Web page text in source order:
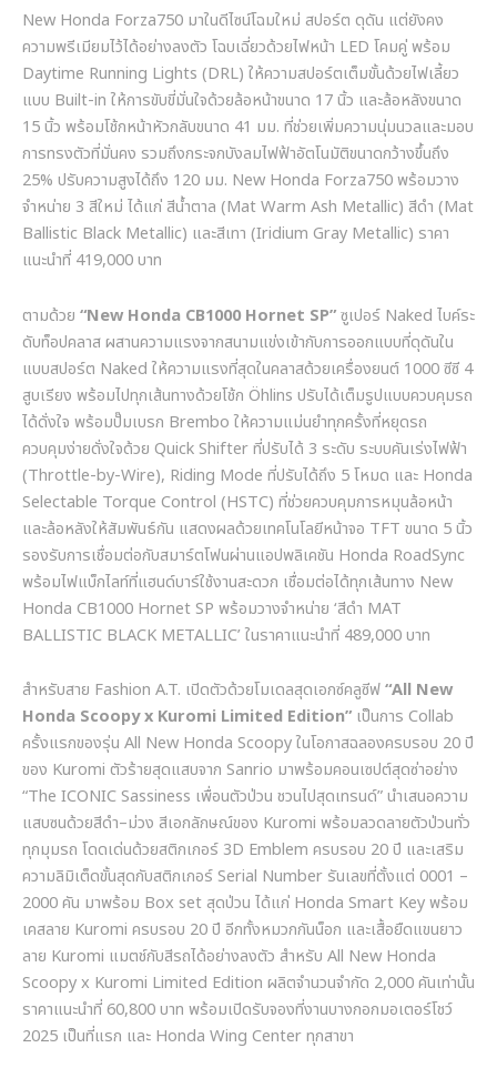
New Honda Forza750 มาในดีไซน์โฉมใหม่ สปอร์ต ดุดัน แต่ยังคง
ความพรีเมียมไว้ได้อย่างลงตัว โฉบเฉี่ยวด้วยไฟหน้า LED โคมคู่ พร้อม
Daytime Running Lights (DRL) ให้ความสปอร์ตเต็มขั้นด้วยไฟเลี้ยว
แบบ Built-in ให้การขับขี่มั่นใจด้วยล้อหน้าขนาด 17นิ้ว และล้อหลังขนาด
15นิ้ว พร้อมโช้กหน้าหัวกลับขนาด 41 มม. ที่ช่วยเพิ่มความนุ่มนวลและมอบ
การทรงตัวที่มั่นคง รวมถึงกระจกบังลมไฟฟ้าอัตโนมัติขนาดกว้างขึ้นถึง
25% ปรับความสูงได้ถึง 120 มม. New Honda Forza750พร้อมวาง
จำหน่าย 3 สีใหม่ ได้แก่ สีน้ำตาล (Mat Warm Ash Metallic) สีดำ (Mat
Ballistic Black Metallic) และสีเทา (Iridium Gray Metallic) ราคา
แนะนำที่ 419,000บาท
ตามด้วย “New Honda CB1000 Hornet SP”ซูเปอร์ Naked ไบค์ระ
ดับท็อปคลาส ผสานความแรงจากสนามแข่งเข้ากับการออกแบบที่ดุดันใน
แบบสปอร์ต Naked ให้ความแรงที่สุดในคลาสด้วยเครื่องยนต์ 1000ซีซี 4
สูบเรียง พร้อมไปทุกเส้นทางด้วยโช้ก Öhlins ปรับได้เต็มรูปแบบควบคุมรถ
ได้ดั่งใจ พร้อมปั๊มเบรก Brembo ให้ความแม่นยำทุกครั้งที่หยุดรถ
ควบคุมง่ายดั่งใจด้วย Quick Shifterที่ปรับได้ 3 ระดับ ระบบคันเร่งไฟฟ้า
(Throttle-by-Wire), Riding Mode ที่ปรับได้ถึง 5โหมด และ Honda
Selectable Torque Control (HSTC) ที่ช่วยควบคุมการหมุนล้อหน้า
และล้อหลังให้สัมพันธ์กัน แสดงผลด้วยเทคโนโลยีหน้าจอ TFT ขนาด 5นิ้ว
รองรับการเชื่อมต่อกับสมาร์ตโฟนผ่านแอปพลิเคชัน Honda RoadSync
พร้อมไฟแบ็กไลท์ที่แฮนด์บาร์ใช้งานสะดวก เชื่อมต่อได้ทุกเส้นทาง New
Honda CB1000 Hornet SP พร้อมวางจำหน่าย ‘สีดำ MAT
BALLISTIC BLACK METALLIC’ในราคาแนะนำที่ 489,000บาท
สำหรับสาย Fashion A.T. เปิดตัวด้วยโมเดลสุดเอกซ์คลูซีฟ“All New
Honda Scoopy x Kuromi Limited Edition” เป็นการ Collab
ครั้งแรกของรุ่น All New Honda Scoopyในโอกาสฉลองครบรอบ 20ปี
ของ Kuromi ตัวร้ายสุดแสบจาก Sanrio มาพร้อมคอนเซปต์สุดซ่าอย่าง
“The ICONIC Sassiness เพื่อนตัวป่วน ชวนไปสุดเทรนด์”นำเสนอความ
แสบซนด้วยสีดำ–ม่วง สีเอกลักษณ์ของ Kuromi พร้อมลวดลายตัวป่วนทั่ว
ทุกมุมรถ โดดเด่นด้วยสติกเกอร์ 3D Emblem ครบรอบ 20ปี และเสริม
ความลิมิเต็ดขั้นสุดกับสติกเกอร์ Serial Number รันเลขที่ตั้งแต่ 0001 –
2000คัน มาพร้อม Box set สุดป่วน ได้แก่ Honda Smart Keyพร้อม
เคสลาย Kuromi ครบรอบ 20ปี อีกทั้งหมวกกันน็อก และเสื้อยืดแขนยาว
ลาย Kuromi แมตช์กับสีรถได้อย่างลงตัว สำหรับ All New Honda
Scoopy x Kuromi Limited Edition ผลิตจำนวนจำกัด 2,000คันเท่านั้น
ราคาแนะนำที่ 60,800บาท พร้อมเปิดรับจองที่งานบางกอกมอเตอร์โชว์
2025 เป็นที่แรก และ Honda Wing Centerทุกสาขา